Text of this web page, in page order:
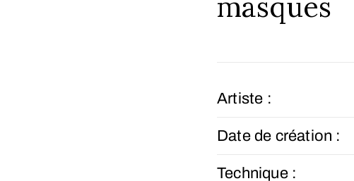
Artiste :
Date de création :
Technique :